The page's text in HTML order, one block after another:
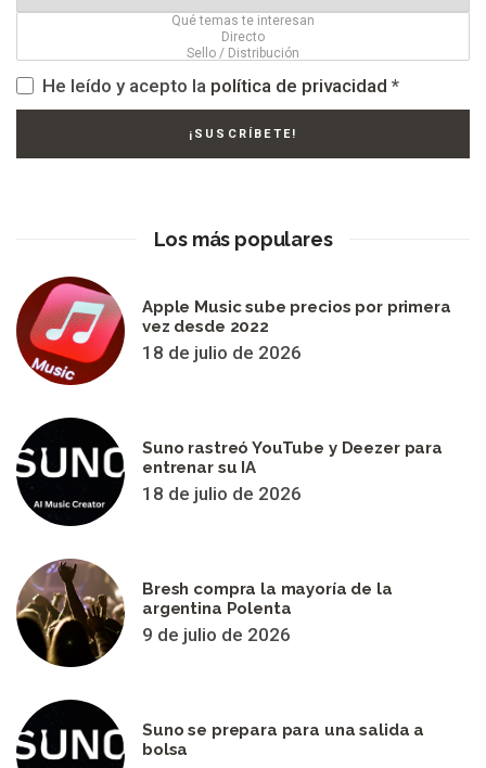
He leído y acepto la política de privacidad *
Los más populares
Apple Music sube precios por primera
vez desde 2022
18 de julio de 2026
Suno rastreó YouTube y Deezer para
entrenar su IA
18 de julio de 2026
Bresh compra la mayoría de la
argentina Polenta
9 de julio de 2026
Suno se prepara para una salida a
bolsa